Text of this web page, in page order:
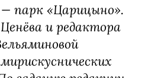
парк «Царицыно».
и редактора